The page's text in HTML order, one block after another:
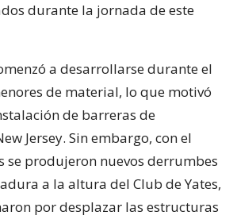
durante la jornada de este
a desarrollarse durante el
de material, lo que motivó
de barreras de
Jersey. Sin embargo, con el
se produjeron nuevos derrumbes
a la altura del Club de Yates,
por desplazar las estructuras